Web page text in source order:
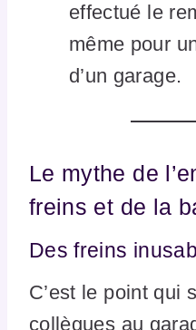
effectué le
même pour
d’un garage.
Le mythe de
freins et de la
Des freins
C’est le point qui
collègues au